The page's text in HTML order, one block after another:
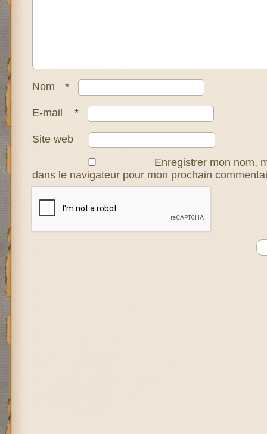
Nom *
E-mail *
Site web
Enregistrer mon nom,
dans le navigateur pour mon prochain